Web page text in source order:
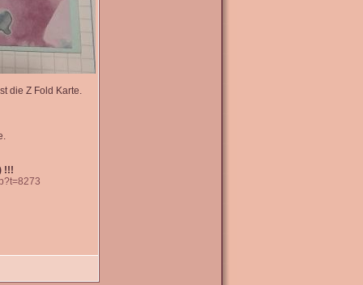
die Z Fold Karte.
!!!